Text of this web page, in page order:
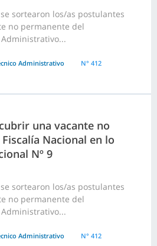
sortearon los/as postulantes
no permanente del
Administrativo N° 412
una vacante no
Nacional en lo
Nº 9
sortearon los/as postulantes
no permanente del
Administrativo N° 412